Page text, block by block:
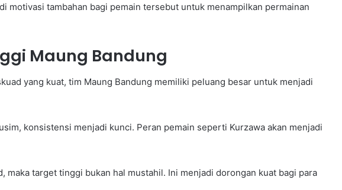
motivasi tambahan bagi pemain tersebut untuk menampilkan permainan
Maung Bandung
yang kuat, tim Maung Bandung memiliki peluang besar untuk menjadi
konsistensi menjadi kunci. Peran pemain seperti Kurzawa akan menjadi
maka target tinggi bukan hal mustahil. Ini menjadi dorongan kuat bagi para